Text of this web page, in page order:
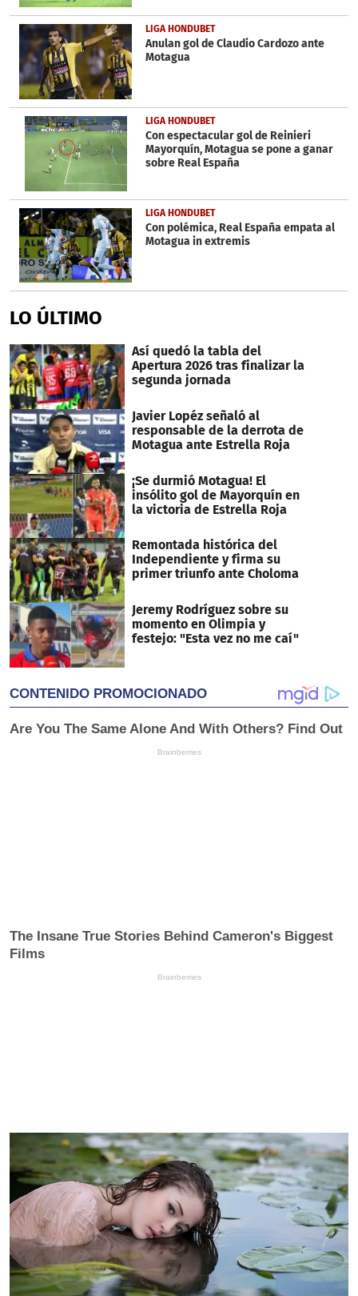
LIGA HONDUBET
Anulan gol de Claudio Cardozo ante
Motagua
LIGA HONDUBET
Con espectacular gol de Reinieri
Mayorquín, Motagua se pone a ganar
sobre Real España
LIGA HONDUBET
Con polémica, Real España empata al
Motagua in extremis
LO ÚLTIMO
Así quedó la tabla del
Apertura 2026 tras finalizar la
segunda jornada
Javier Lopéz señaló al
responsable de la derrota de
Motagua ante Estrella Roja
¡Se durmió Motagua! El
insólito gol de Mayorquín en
la victoria de Estrella Roja
Remontada histórica del
Independiente y firma su
primer triunfo ante Choloma
Jeremy Rodríguez sobre su
momento en Olimpia y
festejo: "Esta vez no me caí"